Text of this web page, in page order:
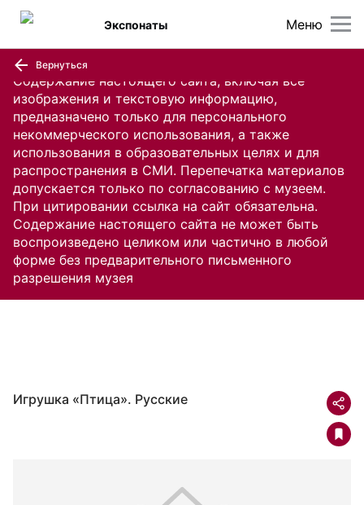
Содержание настоящего сайта, включая все
изображения и текстовую информацию,
предназначено только для персонального
некоммерческого использования, а также
использования в образовательных целях и для
распространения в СМИ. Перепечатка материалов
допускается только по согласованию с музеем.
При цитировании ссылка на сайт обязательна.
Содержание настоящего сайта не может быть
воспроизведено целиком или частично в любой
форме без предварительного письменного
разрешения музея
Меню
Экспонаты
Вернуться
Игрушка «Птица». Русские